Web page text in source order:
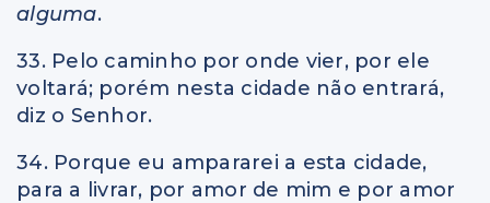
alguma.
33. Pelo caminho por onde vier, por ele
voltará; porém nesta cidade não entrará,
diz o Senhor.
34. Porque eu ampararei a esta cidade,
para a livrar, por amor de mim e por amor